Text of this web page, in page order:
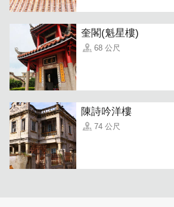
来鲜甜清爽，加上小巧鲜美的金门石
奎閣(魁星樓)
68 公尺
陳詩吟洋樓
74 公尺